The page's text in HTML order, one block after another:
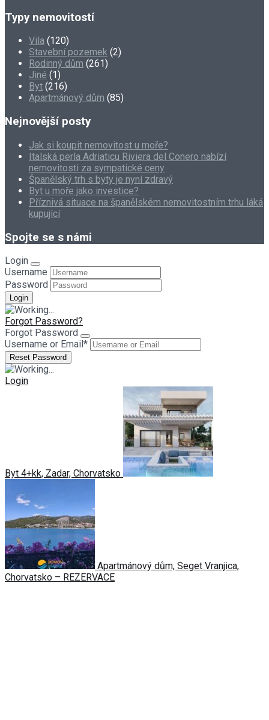
Typy nemovitostí
Vila (120)
Stavební pozemek (2)
Rodinný dům (261)
Jiné (1)
Byt (216)
Apartmánový dům (85)
Nejnovější posty
Jak si koupit nemovitost u moře?
Italská perla Adriaticu Riviera del Conero nabízí
nemovitosti za sympatické ceny
Španělský trh s byty je nyní zdravý
Byt u moře jako investice?
Příznivá situace na španělském nemovitostním trhu láká
kupující
Spojte se s námi
Login
Username
Password
Forgot Password?
Forgot Password
Username or Email *
Login
Byt 4+kk, Zadar, Chorvatsko
Apartmánový dům, Seget Vranjica,
Chorvatsko – REZERVACE